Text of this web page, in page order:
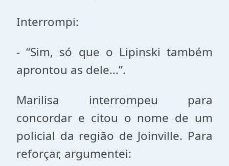
Interrompi:
- “Sim, só que o Lipinski também
aprontou as dele...”.
Marilisa interrompeu para
concordar e citou o nome de um
policial da região de Joinville. Para
reforçar, argumentei: